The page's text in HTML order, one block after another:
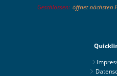
Klicken, um weitere
Geschlossen: öffnet nächsten